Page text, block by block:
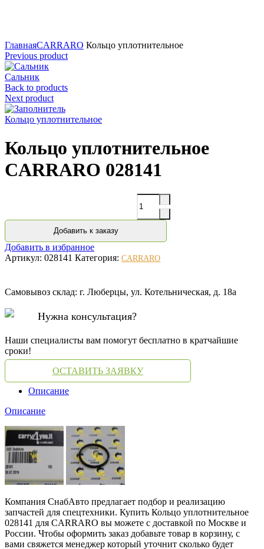
ГлавнаяCARRARO Кольцо уплотнительное
Previous product
Сальник
Back to products
Next product
Кольцо уплотнительное
Кольцо уплотнительное
CARRARO 028141
Количество
Добавить к заказу
Добавить в избранное
Артикул: 028141 Категория: CARRARO
Самовывоз склад: г. Люберцы, ул. Котельническая, д. 18а
Нужна консультация?
Наши специалисты вам помогут бесплатно в кратчайшие
сроки!
ОСТАВИТЬ ЗАЯВКУ
Описание
Описание
Компания СнабАвто предлагает подбор и реализацию
запчастей для спецтехники. Купить Кольцо уплотнительное
028141 для CARRARO вы можете с доставкой по Москве и
России. Чтобы оформить заказ добавьте товар в корзину, с
вами свяжется менеджер который уточнит сколько будет